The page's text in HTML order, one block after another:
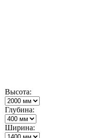
Высота:
Глубина:
Ширина: